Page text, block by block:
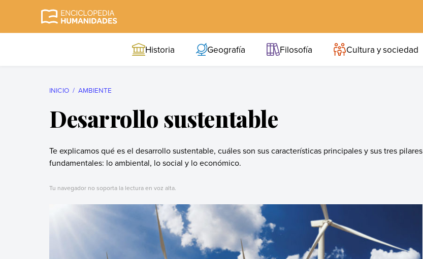
Historia Geografía Filosofía Cultura y sociedad
INICIO AMBIENTE
Desarrollo sustentable
Te explicamos qué es el desarrollo sustentable, cuáles son sus características principales y sus tres pilares
fundamentales: lo ambiental, lo social y lo económico.
Tu navegador no soporta la lectura en voz alta.